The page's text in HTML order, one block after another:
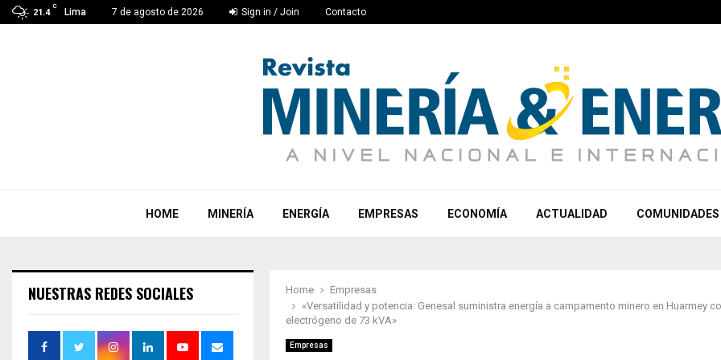
21.4
C
Lima 7 de agosto de 2026 Sign in / Join Contacto
HOME MINERÍA ENERGÍA EMPRESAS ECONOMÍA ACTUALIDAD COMUNIDADES
Home
Empresas
«Versatilidad y potencia: Genesal suministra energía a campamento minero en Huarmey
electrógeno de 73 kVA»
Empresas
NUESTRAS REDES SOCIALES